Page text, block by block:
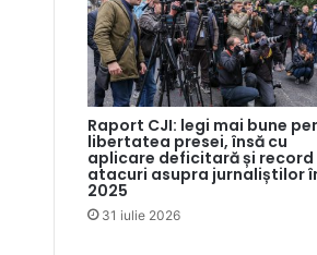
Raport CJI: legi mai bune
libertatea presei, însă cu
aplicare deficitară și record
atacuri asupra jurnaliștilor
2025
31 iulie 2026